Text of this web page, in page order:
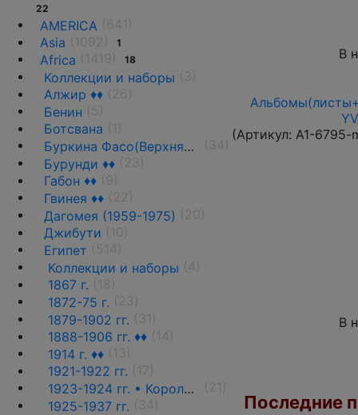
22
AMERICA
Asia
1
Africa 18
Коллекции и наборы
Алжир ♦♦
Бенин
Ботсвана
Буркина Фасо(Верхняя Вольта)
Бурунди ♦♦
Габон ♦♦
Гвинея ♦♦
Дагомея (1959-1975)
Джибути
Египет
Коллекции и наборы
1867 г.
1872-75 г.
1879-1902 гг.
1888-1906 гг. ♦♦
1914 г. ♦♦
1921-1922 гг.
1923-1924 гг. • Король Фуад(стандарт) ♦♦
1925-1937 гг.
В
(Артикул: A1-6795-
В
Последние